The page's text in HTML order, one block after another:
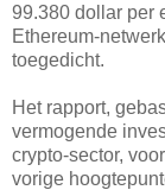
99.380 dollar per
Ethereum-
toegedicht.
Het rapport,
vermogende
crypto-sector,
vorige